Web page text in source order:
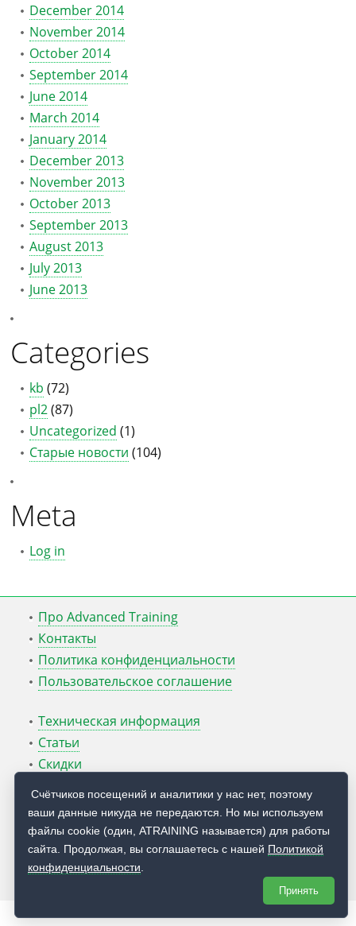
December 2014
November 2014
October 2014
September 2014
June 2014
March 2014
January 2014
December 2013
November 2013
October 2013
September 2013
August 2013
July 2013
June 2013
Categories
kb (72)
pl2(87)
Uncategorized (1)
Старые новости (104)
Meta
Log in
Про Advanced Training
Контакты
Политика конфиденциальности
Пользовательское соглашение
Техническая информация
Статьи
Скидки
Блог Руслана Карманова
© 2009 — 2026 Учебный центр Advanced Training
Счётчиков посещений и аналитики у нас нет, поэтому
ваши данные никуда не передаются. Но мы используем
файлы cookie (один, ATRAINING называется) для работы
сайта. Продолжая, вы соглашаетесь с нашей Политикой
конфиденциальности
Принять